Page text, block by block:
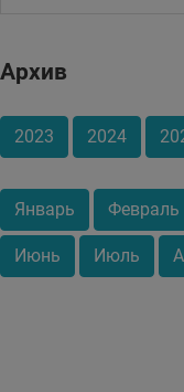
Архив
2023 2024
Январь Февраль
Июнь Июль